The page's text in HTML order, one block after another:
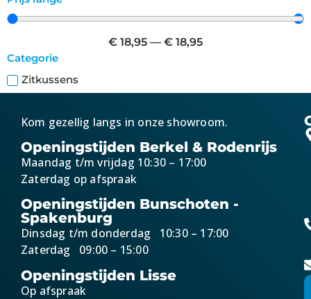
€ 18,95 — € 18,95
Categorie
Zitkussens
Kom gezellig langs in onze showroom.
Openingstijden Berkel & Rodenrijs
Maandag t/m vrijdag 10:30 – 17:00
Zaterdag op afspraak
Openingstijden Bunschoten -
Spakenburg
Dinsdag t/m donderdag 10:30 – 17:00
Zaterdag 09:00 – 15:00
Openingstijden Lisse
Op afspraak